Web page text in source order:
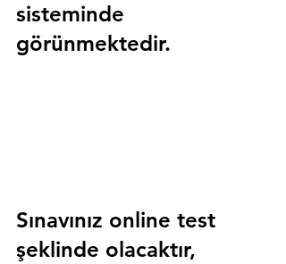
sisteminde
görünmektedir.
Sınavınız online test
şeklinde olacaktır,